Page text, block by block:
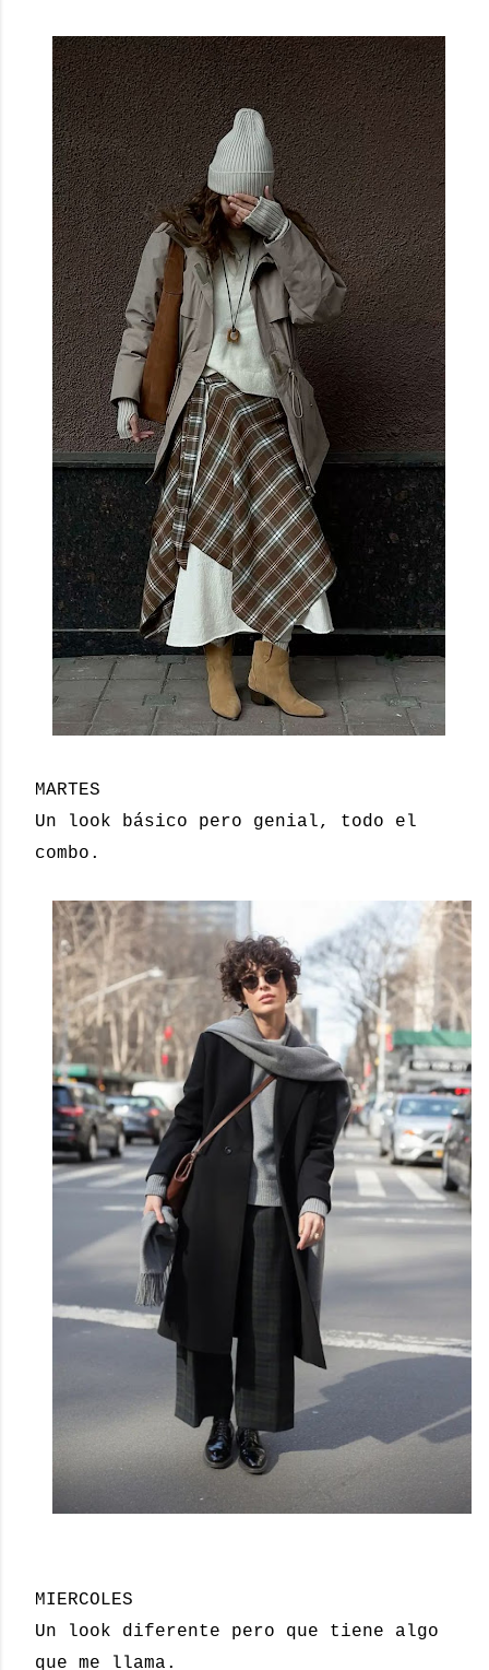
MARTES
Un look básico pero genial, todo el
combo.
MIERCOLES
Un look diferente pero que tiene algo
que me llama.